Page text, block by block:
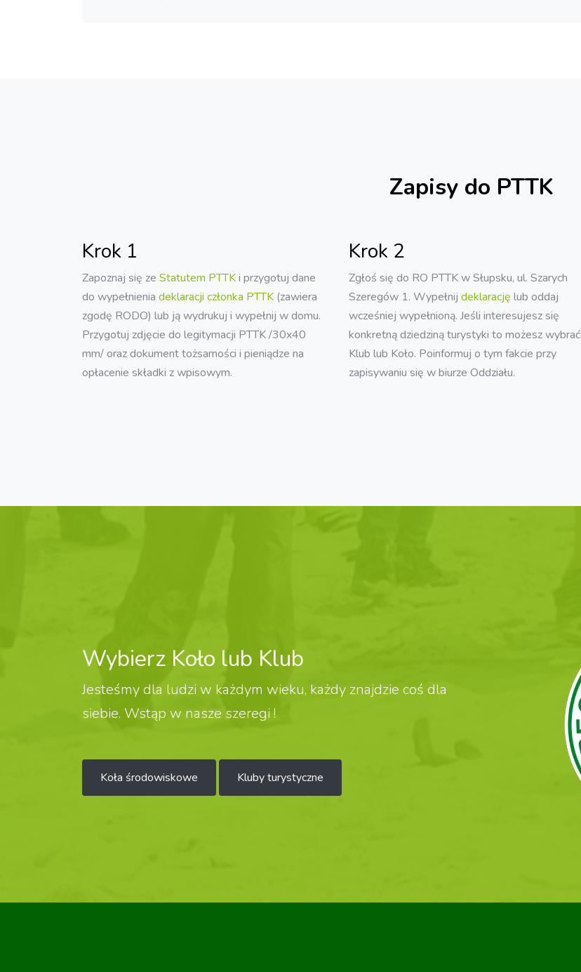
Zapisy do PTTK
Krok 1
Zapoznaj się ze Statutem PTTKi przygotuj dane
do wypełnienia deklaracji członka PTTK (zawiera
zgodę RODO) lub ją wydrukuj i wypełnij w domu.
Przygotuj zdjęcie do legitymacji PTTK /30x40
mm/ oraz dokument tożsamości i pieniądze na
opłacenie składki z wpisowym.
Krok 2
Zgłoś się do RO PTTK w Słupsku, ul. Szarych
Szeregów 1. Wypełnij deklarację lub oddaj
wcześniej wypełnioną. Jeśli interesujesz się
konkretną dziedziną turystyki to możesz wybrać
Klub lub Koło. Poinformuj o tym fakcie przy
zapisywaniu się w biurze Oddziału.
Wybierz Koło lub Klub
Jesteśmy dla ludzi w każdym wieku, każdy znajdzie coś dla
siebie. Wstąp w nasze szeregi !
Koła środowiskowe Kluby turystyczne